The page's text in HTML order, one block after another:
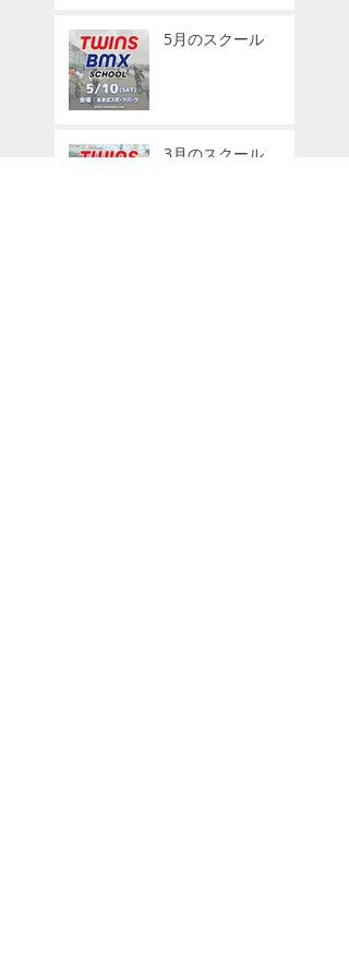
5月のスクール
3月のスクール